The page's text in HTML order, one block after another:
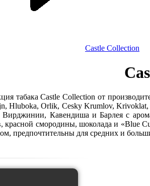
Castle Collection
табака Castle Collection от
Hluboka, Orlik, Cesky Krumlov,
Вирджинии, Кавендиша и Барлея с
красной смородины, шоколада и «Blue
предпочтительны для средних и